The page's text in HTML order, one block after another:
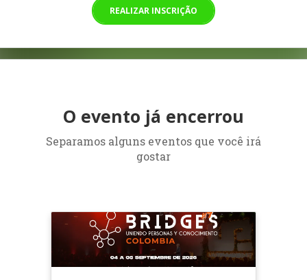
REALIZAR INSCRIÇÃO
O evento já encerrou
Separamos alguns eventos que você irá
gostar